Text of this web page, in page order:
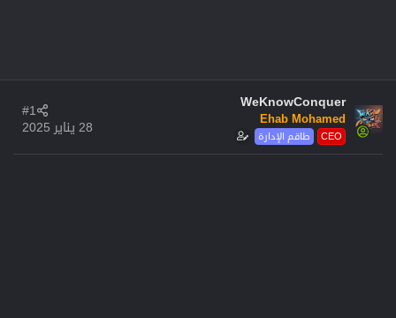
WeKnowConquer
Ehab Mohamed
طاقم الإدارة CEO
28 يناير 2025
#1